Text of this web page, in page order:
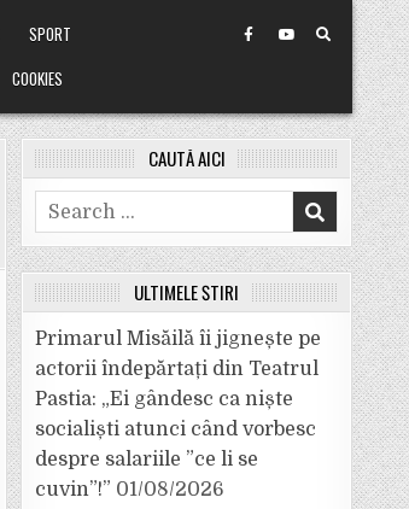
SPORT
COOKIES
CAUTĂ AICI
Search
for:
ULTIMELE ȘTIRI
Primarul Misăilă îi jignește pe
actorii îndepărtați din Teatrul
Pastia: „Ei gândesc ca niște
socialiști atunci când vorbesc
despre salariile ”ce li se
cuvin”!” 01/08/2026